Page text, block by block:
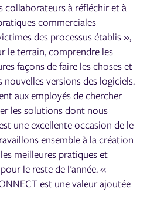
collaborateurs à réfléchir et à
commerciales
des processus établis »,
le terrain, comprendre les
façons de faire les choses et
nouvelles versions des logiciels.
aux employés de chercher
les solutions dont nous
une excellente occasion de le
ensemble à la création
meilleures pratiques et
le reste de l'année. «
est une valeur ajoutée